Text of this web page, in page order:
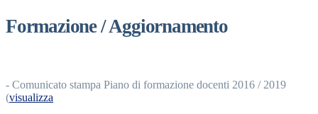
Formazione / Aggiornamento
- Comunicato stampa Piano di formazione docenti 2016 / 2019
(visualizza